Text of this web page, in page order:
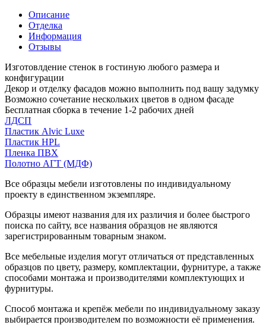
Описание
Отделка
Информация
Отзывы
Изготовлдение стенок в гостиную любого размера и
конфигурации
Декор и отделку фасадов можно выполнить под вашу задумку
Возможно сочетание нескольких цветов в одном фасаде
Бесплатная сборка в течение 1-2 рабочих дней
ЛДСП
Пластик Alvic Luxe
Пластик HPL
Пленка ПВХ
Полотно АГТ (МДФ)
Все образцы мебели изготовлены по индивидуальному
проекту в единственном экземпляре.
Образцы имеют названия для их различия и более быстрого
поиска по сайту, все названия образцов не являются
зарегистрированным товарным знаком.
Все мебельные изделия могут отличаться от представленных
образцов по цвету, размеру, комплектации, фурнитуре, а также
способами монтажа и производителями комплектующих и
фурнитуры.
Способ монтажа и крепёж мебели по индивидуальному заказу
выбирается производителем по возможности её применения.